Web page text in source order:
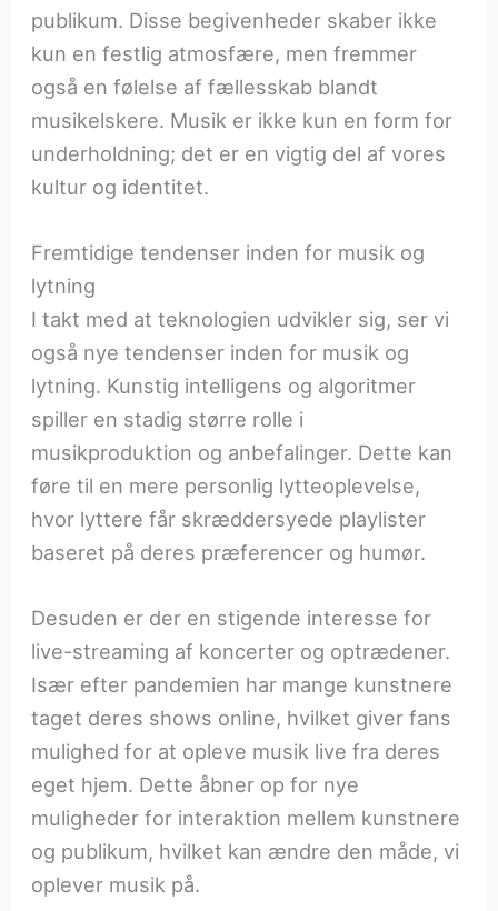
publikum. Disse begivenheder skaber ikke
kun en festlig atmosfære, men fremmer
også en følelse af fællesskab blandt
musikelskere. Musik er ikke kun en form for
underholdning; det er en vigtig del af vores
kultur og identitet.
Fremtidige tendenser inden for musik og
lytning
I takt med at teknologien udvikler sig, ser vi
også nye tendenser inden for musik og
lytning. Kunstig intelligens og algoritmer
spiller en stadig større rolle i
musikproduktion og anbefalinger. Dette kan
føre til en mere personlig lytteoplevelse,
hvor lyttere får skræddersyede playlister
baseret på deres præferencer og humør.
Desuden er der en stigende interesse for
live-streaming af koncerter og optrædener.
Især efter pandemien har mange kunstnere
taget deres shows online, hvilket giver fans
mulighed for at opleve musik live fra deres
eget hjem. Dette åbner op for nye
muligheder for interaktion mellem kunstnere
og publikum, hvilket kan ændre den måde, vi
oplever musik på.